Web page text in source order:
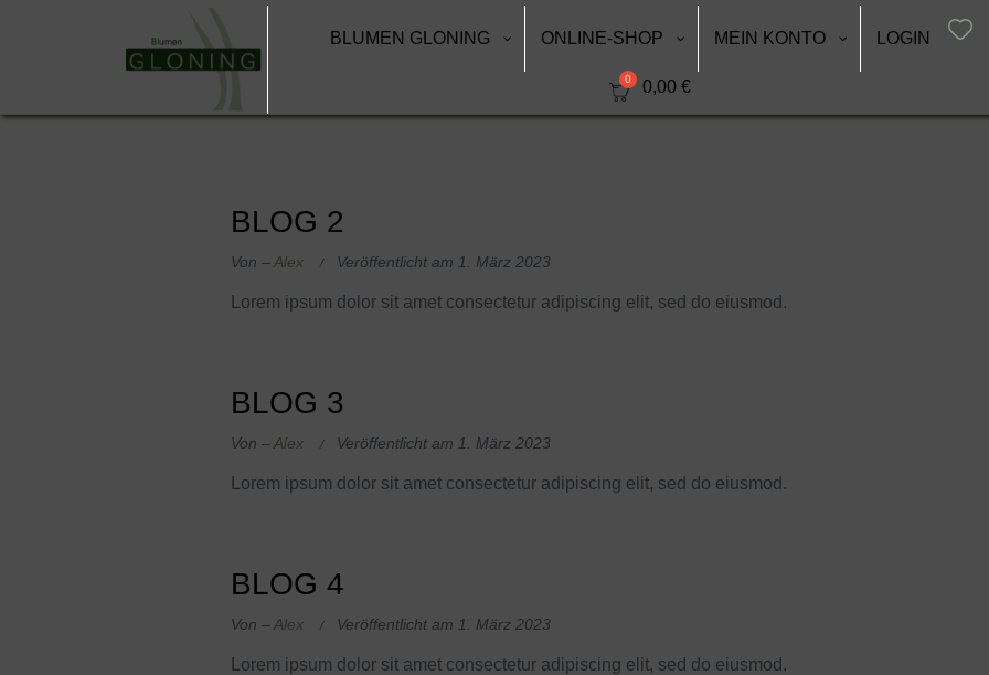
BLUMEN GLONING ONLINE-SHOP MEIN KONTO LOGIN
0,00 €
BLOG 2
Von –Alex Veröffentlicht am 1. März 2023
Lorem ipsum dolor sit amet consectetur adipiscing elit, sed do eiusmod.
BLOG 3
Von –Alex Veröffentlicht am 1. März 2023
Lorem ipsum dolor sit amet consectetur adipiscing elit, sed do eiusmod.
BLOG 4
Von –Alex Veröffentlicht am 1. März 2023
Lorem ipsum dolor sit amet consectetur adipiscing elit, sed do eiusmod.